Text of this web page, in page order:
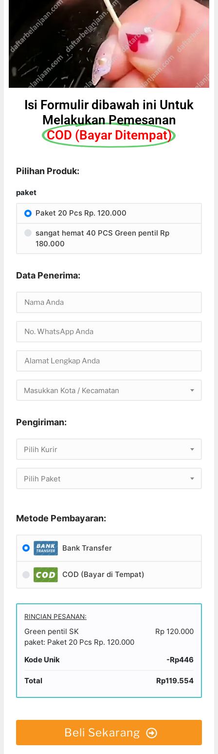
Isi Formulir dibawah ini Untuk
Melakukan Pemesanan
COD (Bayar Ditempat)
Pilihan Produk:
paket
Paket 20 Pcs Rp. 120.000
sangat hemat 40 PCS Green pentil Rp
180.000
Data Penerima:
Masukkan Kota / Kecamatan
Pengiriman:
Pilih Kurir
Pilih Paket
Metode Pembayaran:
Bank Transfer
COD (Bayar di Tempat)
RINCIAN PESANAN:
Green pentil SK
paket: Paket 20 Pcs Rp. 120.000
Rp 120.000
Kode Unik -Rp446
Total Rp119.554
Beli Sekarang